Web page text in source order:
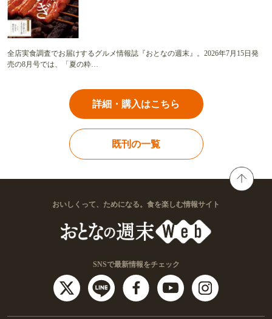
全店実食調査でお届けするグルメ情報誌『おとなの週末』。2026年7月15日発
売の8月号では、「夏の粋…
詳細・購入はこちら
既刊の一覧
おいしくって、ためになる。食を楽しむ情報サイト
SNSで最新情報をチェック